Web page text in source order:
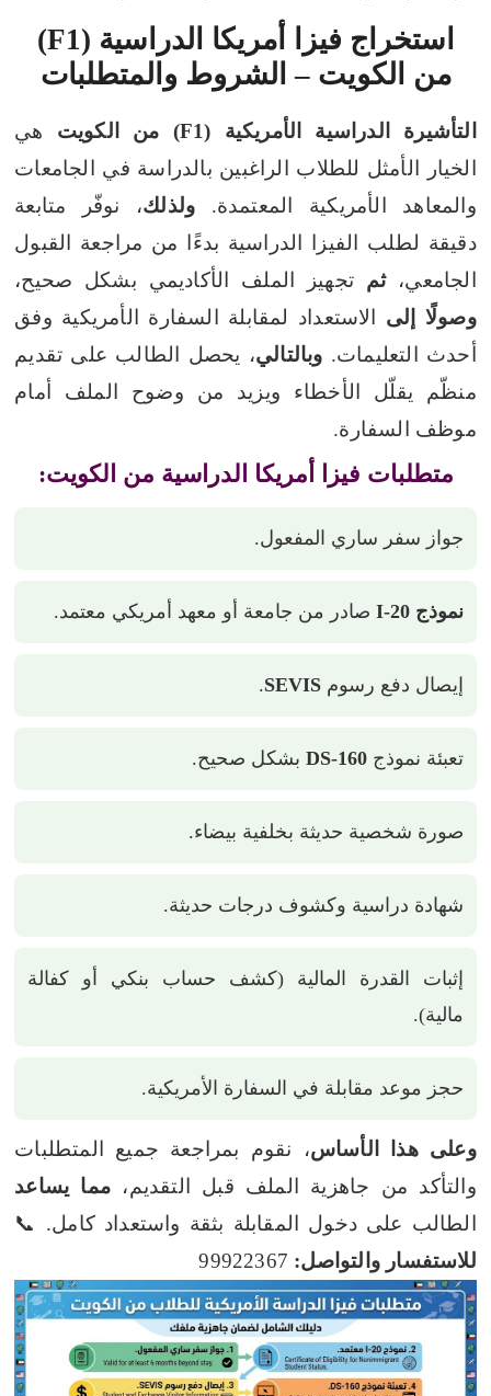
استخراج فيزا أمريكا الدراسية (F1)
من الكويت – الشروط والمتطلبات
التأشيرة الدراسية الأمريكية (F1) من الكويت
هي
الخيار الأمثل للطلاب الراغبين بالدراسة في الجامعات
والمعاهد الأمريكية المعتمدة. ولذلك، نوفّر متابعة
دقيقة لطلب الفيزا الدراسية بدءًا من مراجعة القبول
الجامعي،ثم تجهيز الملف الأكاديمي بشكل صحيح،
وصولًا إلى الاستعداد لمقابلة السفارة الأمريكية وفق
أحدث التعليمات. وبالتالي، يحصل الطالب على تقديم
منظّم يقلّل الأخطاء ويزيد من وضوح الملف أمام
موظف السفارة.
متطلبات فيزا أمريكا الدراسية من الكويت:
جواز سفر ساري المفعول.
نموذج I-20 صادر من جامعة أو معهد أمريكي معتمد.
إيصال دفع رسومSEVIS
.
تعبئة نموذجDS-160 بشكل صحيح.
صورة شخصية حديثة بخلفية بيضاء.
شهادة دراسية وكشوف درجات حديثة.
إثبات القدرة المالية (كشف حساب بنكي أو كفالة
مالية).
حجز موعد مقابلة في السفارة الأمريكية.
وعلى هذا الأساس، نقوم بمراجعة جميع المتطلبات
والتأكد من جاهزية الملف قبل التقديم، مما يساعد
الطالب على دخول المقابلة بثقة واستعداد كامل.
📞
للاستفسار والتواصل: